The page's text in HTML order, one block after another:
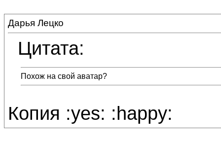
Дарья Лецко
Цитата:
Похож на свой аватар?
Копия :yes: :happy: